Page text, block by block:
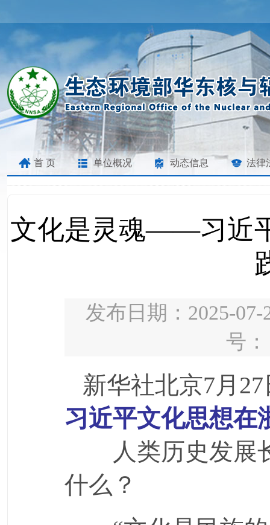
首 页 单位概况 动态信息 法律
文化是灵魂——习近
发布日期：2025-07-
号
新华社北京7月
习近平文化思想在
人类历史发展长
什么？